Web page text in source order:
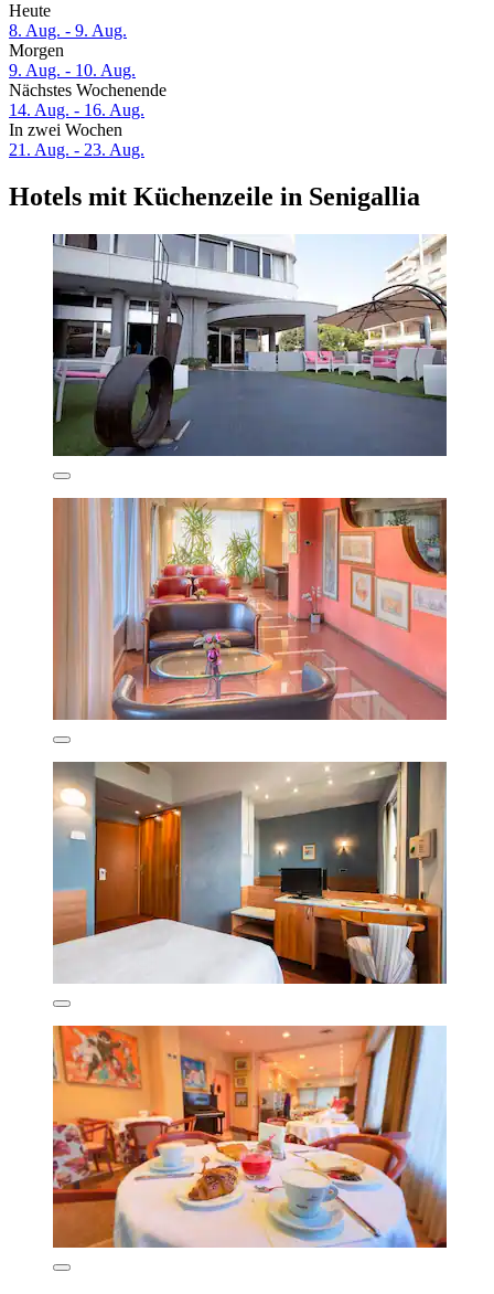
Heute
8. Aug. - 9. Aug.
Morgen
9. Aug. - 10. Aug.
Nächstes Wochenende
14. Aug. - 16. Aug.
In zwei Wochen
21. Aug. - 23. Aug.
Hotels mit Küchenzeile in Senigallia